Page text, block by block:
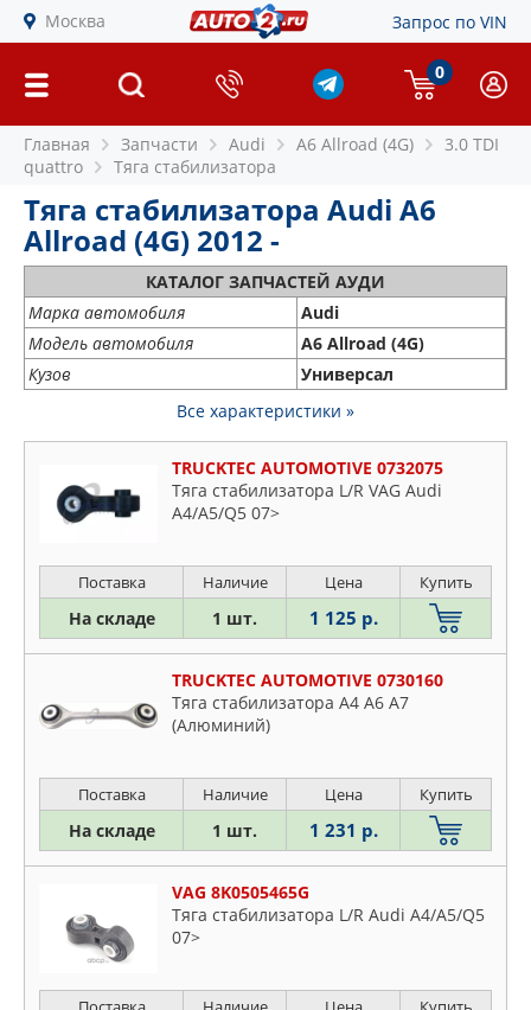
Москва Запрос по VIN
0
Главная Запчасти Audi A6 Allroad (4G)
3.0 TDI
quattro
Тяга стабилизатора
Тяга стабилизатора Audi A6
Allroad (4G) 2012 -
КАТАЛОГ ЗАПЧАСТЕЙ АУДИ
Марка автомобиля
Audi
Модель автомобиля
A6 Allroad (4G)
Кузов
Универсал
Все характеристики »
TRUCKTEC AUTOMOTIVE 0732075
Тяга стабилизатора L/R VAG Audi
A4/A5/Q5 07>
Поставка Наличие Цена Купить
На складе 1 шт. 1 125 р.
TRUCKTEC AUTOMOTIVE 0730160
Тяга стабилизатора A4 A6 A7
(Алюминий)
Поставка Наличие Цена Купить
На складе 1 шт. 1 231 р.
VAG 8K0505465G
Тяга стабилизатора L/R Audi A4/A5/Q5
07>